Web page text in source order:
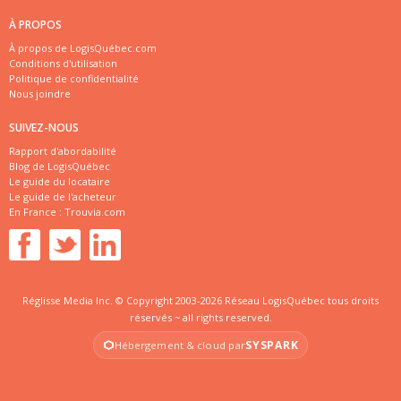
À PROPOS
À propos de LogisQuébec.com
Conditions d'utilisation
Politique de confidentialité
Nous joindre
SUIVEZ-NOUS
Rapport d'abordabilité
Blog de LogisQuébec
Le guide du locataire
Le guide de l'acheteur
En France : Trouvia.com
Réglisse Media Inc. © Copyright 2003-2026 Réseau LogisQuébec tous droits
réservés ~ all rights reserved.
Hébergement & cloud parSYSPARK